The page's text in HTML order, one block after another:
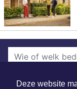
Deze website